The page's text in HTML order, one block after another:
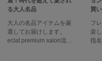
る大人名品
大人の名品アイテムを厳
選してお届けします。
eclat premium salon流行
買
ツ
ム
特集
フ
楽
指